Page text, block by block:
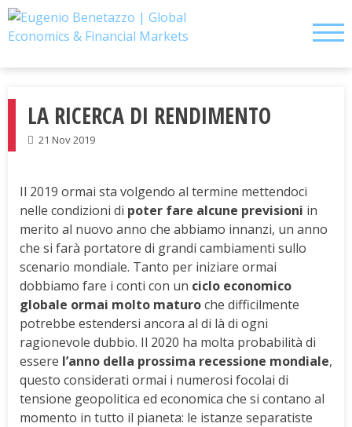
Skip
to
LA RICERCA DI RENDIMENTO
21 Nov 2019
Il 2019 ormai sta volgendo al termine mettendoci
nelle condizioni di poter fare alcune previsioni in
merito al nuovo anno che abbiamo innanzi, un anno
che si farà portatore di grandi cambiamenti sullo
scenario mondiale. Tanto per iniziare ormai
dobbiamo fare i conti con un ciclo economico
globale ormai molto maturoche difficilmente
potrebbe estendersi ancora al di là di ogni
ragionevole dubbio. Il 2020 ha molta probabilità di
essere l’anno della prossima recessione mondiale,
questo considerati ormai i numerosi focolai di
tensione geopolitica ed economica che si contano al
momento in tutto il pianeta: le istanze separatiste